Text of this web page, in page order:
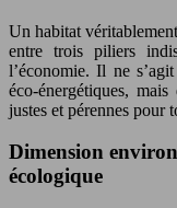
Un habitat
entre trois piliers
l’économie. Il ne
éco-énergétiques,
justes et pérennes pour
Dimension
écologique